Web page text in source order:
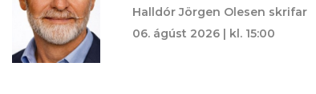
Halldór Jörgen Olesen skrifar
06. ágúst 2026 | kl. 15:00